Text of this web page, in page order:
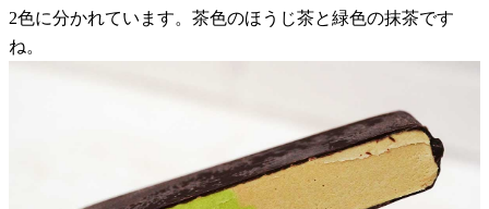
2色に分かれています。茶色のほうじ茶と緑色の抹茶です
ね。